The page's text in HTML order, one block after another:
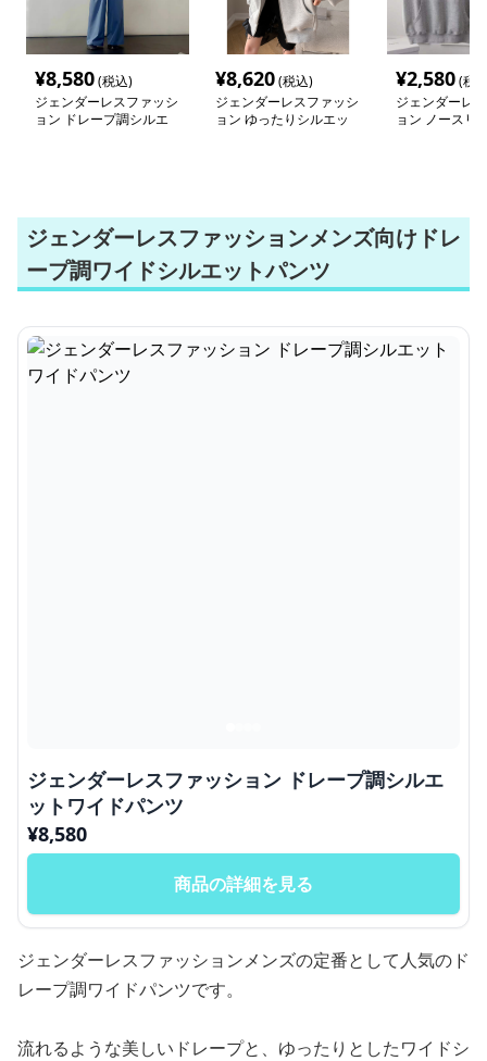
¥8,580(税込)
ジェンダーレスファッシ
ョン ドレープ調シルエ
¥8,620(税込)
ジェンダーレスファッシ
ョン ゆったりシルエッ
¥2,580(税
ジェンダーレ
ョン ノースリ
ジェンダーレスファッションメンズ向けドレ
ープ調ワイドシルエットパンツ
ジェンダーレスファッション ドレープ調シルエ
ットワイドパンツ
¥8,580
商品の詳細を見る
ジェンダーレスファッションメンズの定番として人気のド
レープ調ワイドパンツです。
流れるような美しいドレープと、ゆったりとしたワイドシ